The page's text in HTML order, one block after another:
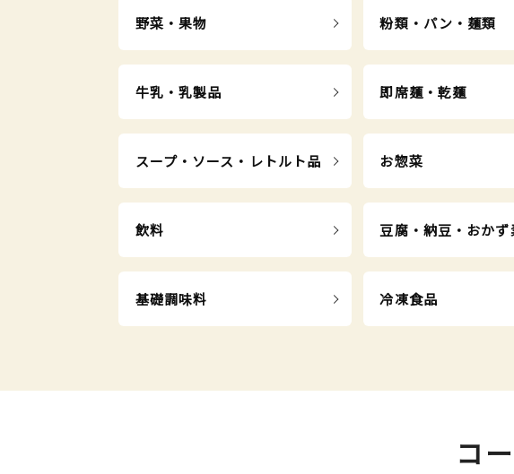
野菜・果物 粉類・パン・麺類
牛乳・乳製品 即席麺・乾麺
スープ・ソース・レトルト品 お惣菜
飲料 豆腐・納豆・おかず
基礎調味料 冷凍食品
コ